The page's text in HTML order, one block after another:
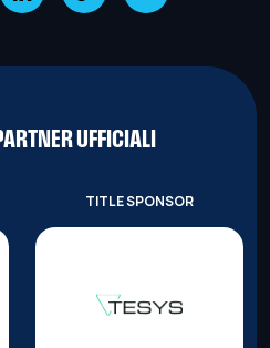
UFFICIALI
TITLE SPONSOR